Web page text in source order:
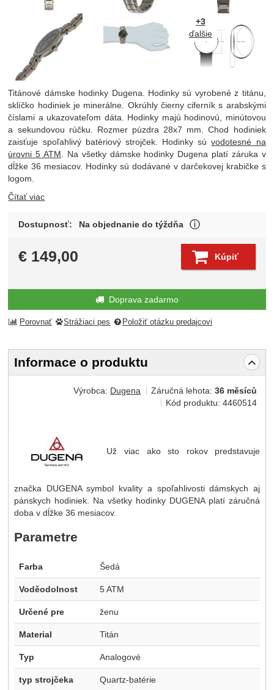
+3
ďalšie
Titánové dámske hodinky Dugena. Hodinky sú vyrobené z titánu,
sklíčko hodiniek je minerálne. Okrúhly čierny ciferník s arabskými
číslami a ukazovateľom dáta. Hodinky majú hodinovú, minútovou
a sekundovou rúčku. Rozmer púzdra 28x7 mm. Chod hodiniek
zaisťuje spoľahlivý batériový strojček. Hodinky súvodotesné na
úrovni 5 ATM . Na všetky dámske hodinky Dugena platí záruka v
dĺžke 36 mesiacov. Hodinky sú dodávané v darčekovej krabičke s
logom.
Čítať viac
Dostupnosť: Na objednanie do týždňa
€ 149,00 Kúpiť
Doprava zadarmo
Porovnať Strážiaci pes Položiť otázku predajcovi
Informace o produktu
Výrobca: Dugena Záručná lehota:36 měsíců
Kód produktu:4460514
Už viac ako sto rokov predstavuje
značka DUGENA symbol kvality a spoľahlivosti dámskych aj
pánskych hodiniek. Na všetky hodinky DUGENA platí záručná
doba v dĺžke 36 mesiacov.
Parametre
Farba Šedá
Voděodolnost 5 ATM
Určené pre ženu
Material Titán
Typ Analogové
typ strojčeka Quartz-batérie